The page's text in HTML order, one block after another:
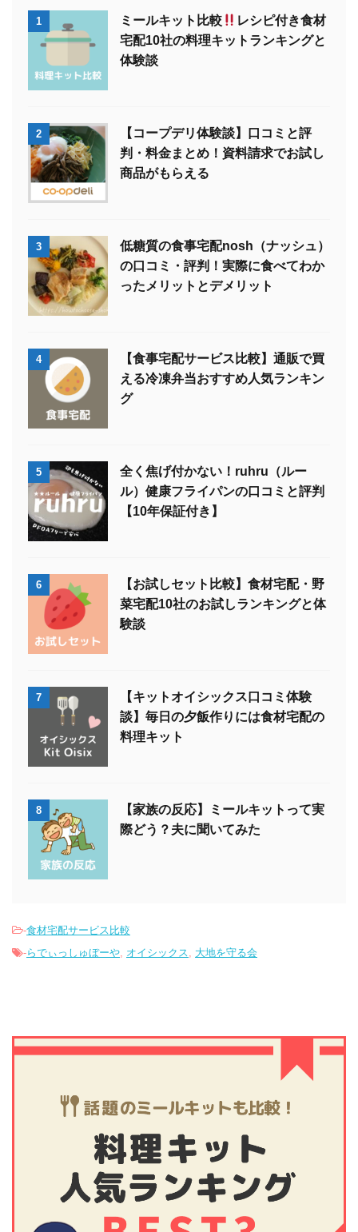
1 ミールキット比較
レシピ付き食材
宅配10社の料理キットランキングと
体験談
2
【コープデリ体験談】口コミと評
判・料金まとめ！資料請求でお試し
商品がもらえる
3
低糖質の食事宅配nosh（ナッシュ）
の口コミ・評判！実際に食べてわか
ったメリットとデメリット
4
【食事宅配サービス比較】通販で買
える冷凍弁当おすすめ人気ランキン
グ
5
全く焦げ付かない！ruhru（ルー
ル）健康フライパンの口コミと評判
【10年保証付き】
6
【お試しセット比較】食材宅配・野
菜宅配10社のお試しランキングと体
験談
7
【キットオイシックス口コミ体験
談】毎日の夕飯作りには食材宅配の
料理キット
8
【家族の反応】ミールキットって実
際どう？夫に聞いてみた
-食材宅配サービス比較
-らでぃっしゅぼーや, オイシックス, 大地を守る会